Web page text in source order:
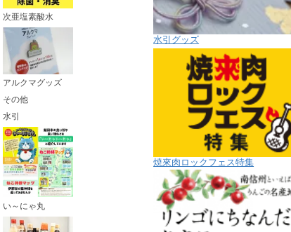
次亜塩素酸水
アルクマグッズ
その他
水引
い～にゃ丸
水引グッズ
焼來肉ロックフェス特集